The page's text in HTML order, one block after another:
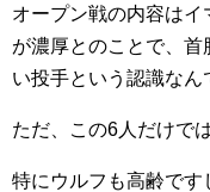
オープン戦の内容は
が濃厚とのことで、
い投手という認識なん
ただ、この6人だけで
特にウルフも高齢です